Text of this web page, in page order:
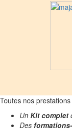
Toutes nos
Un Kit complet
Des